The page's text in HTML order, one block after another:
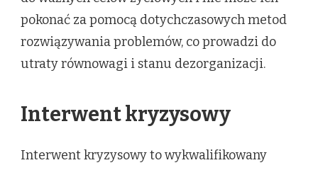
pokonać za pomocą dotychczasowych metod
rozwiązywania problemów, co prowadzi do
utraty równowagi i stanu dezorganizacji.
Interwent kryzysowy
Interwent kryzysowy to wykwalifikowany